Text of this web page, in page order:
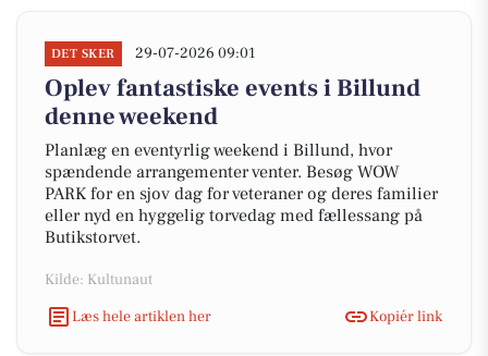
DET SKER 29-07-2026 09:01
Oplev fantastiske events i Billund
denne weekend
Planlæg en eventyrlig weekend i Billund, hvor
spændende arrangementer venter. Besøg WOW
PARK for en sjov dag for veteraner og deres familier
eller nyd en hyggelig torvedag med fællessang på
Butikstorvet.
Kilde: Kultunaut
Læs hele artiklen her
Kopiér link